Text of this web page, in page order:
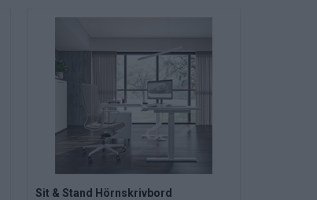
Sit & Stand Hörnskrivbord